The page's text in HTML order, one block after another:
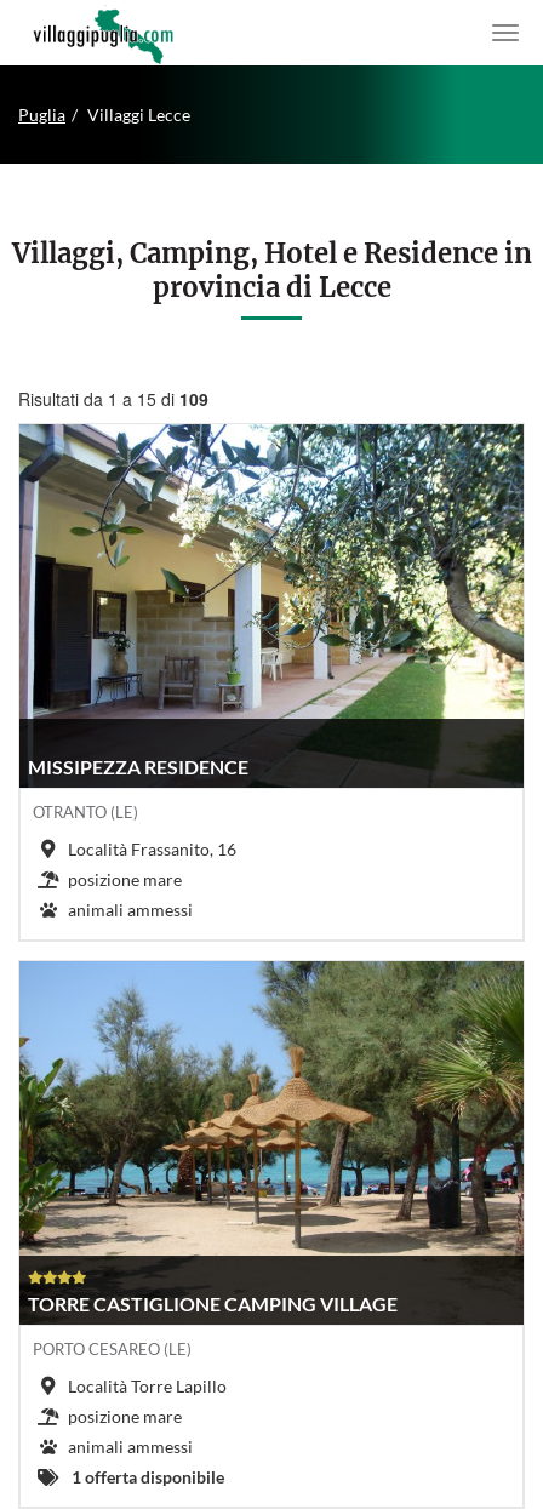
Puglia Villaggi Lecce
Villaggi, Camping, Hotel e Residence in
provincia di Lecce
Risultati da 1 a 15 di 109
MISSIPEZZA RESIDENCE
OTRANTO (LE)
Località Frassanito, 16
posizione mare
animali ammessi
TORRE CASTIGLIONE CAMPING VILLAGE
PORTO CESAREO (LE)
Località Torre Lapillo
posizione mare
animali ammessi
1 offerta disponibile